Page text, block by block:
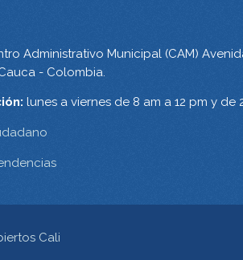
Administrativo Municipal (CAM)
- Colombia.
lunes a viernes de 8 am a 12 pm y de
Cali